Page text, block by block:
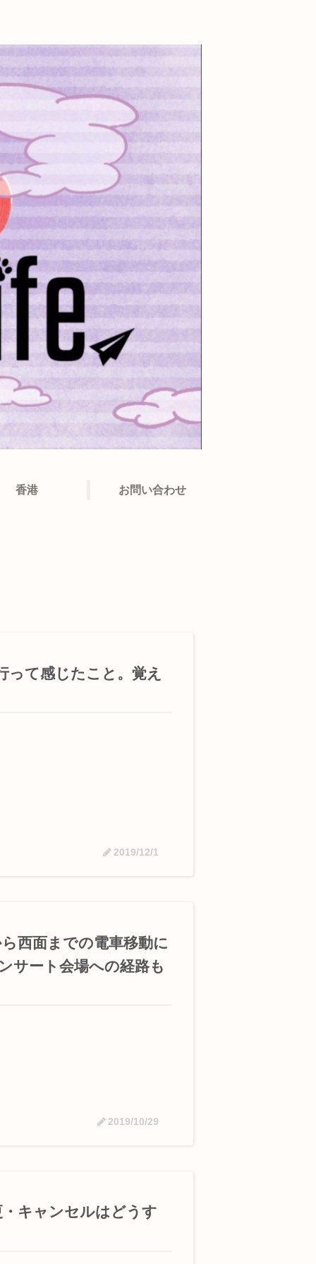
香港 お問い合わせ
って感じたこと。覚え
2019/12/1
西面までの電車移動に
サート会場への経路も
2019/10/29
・キャンセルはどうす